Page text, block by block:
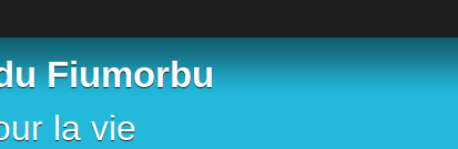
Fiumorbu
la vie